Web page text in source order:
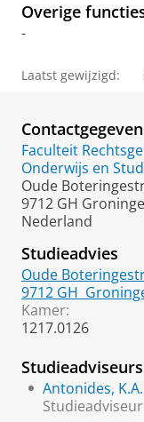
Overige
-
Laatst gewijzigd:
Faculteit
Onderwijs en
Oude
9712 GH
Nederland
Studieadvies
Oude
9712 GH
Kamer:
1217.0126
Antonides,
Studieadviseur